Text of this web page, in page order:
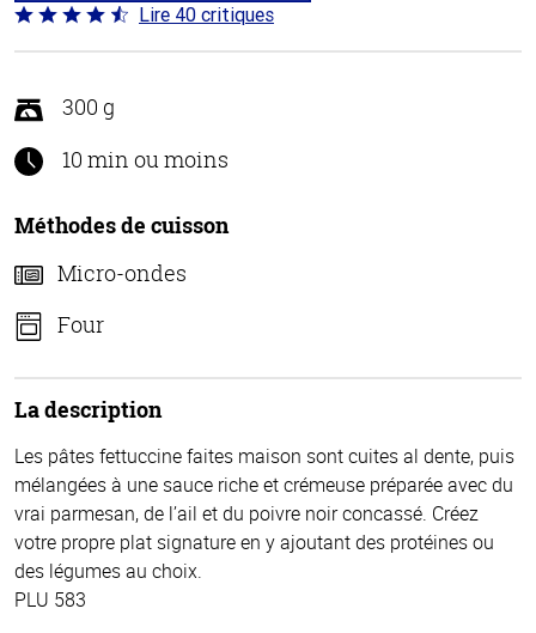
Coté
4.4 sur
Lire 40 critiques
300 g
10 min ou moins
Méthodes de cuisson
Micro-ondes
Four
La description
Les pâtes fettuccine faites maison sont cuites al dente, puis
mélangées à une sauce riche et crémeuse préparée avec du
vrai parmesan, de l’ail et du poivre noir concassé. Créez
votre propre plat signature en y ajoutant des protéines ou
des légumes au choix.
PLU 583